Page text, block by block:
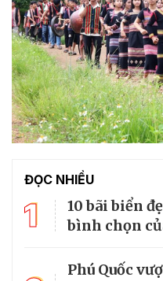
ĐỌC NHIỀU
1
10 bãi biển
bình chọn
Phú Quốc